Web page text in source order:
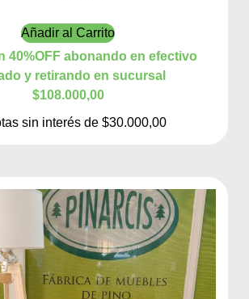
Añadir al Carrito
40%OFF abonando en efectivo
y retirando en sucursal
$108.000,00
sin interés de $30.000,00